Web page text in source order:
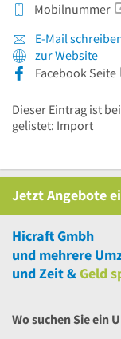
Mobilnummer
E-Mail
zur Website
Facebook Seite
Dieser Eintrag ist
gelistet: Import
Jetzt Angebote
Hicraft Gmbh
und mehrere
und Zeit &Geld
Wo suchen Sie ein